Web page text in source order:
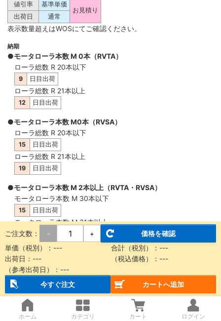
値引率
基準単価
お見積り
出荷日
通常
表示数量超えはWOSにてご確認ください。
納期
●モータローラ本数 M 0本（RVTA）
ローラ総数 R 20本以下
9 日目出荷
ローラ総数 R 21本以上
12 日目出荷
●モータローラ本数 M0本（RVSA）
ローラ総数 R 20本以下
15 日目出荷
ローラ総数 R 21本以上
19 日目出荷
●モータローラ本数 M 2本以上（RVTA・RVSA）
モータローラ本数 M 30本以下
15 日目出荷
モータローラ本数 M 31本以上
19 日目出荷
【納品に関する注意事項】
本商品は製品質量30kg以上もしくは機長2m以上の場合、チャ
ご注文数： - +
価格を確認
単価（税別）： --- 合計（税別）： ---
出荷日： --- （税込価格）： ---
（参考出荷日）： ---
今すぐ注文
カートへ追加
ホーム カテゴリ カート ログイン